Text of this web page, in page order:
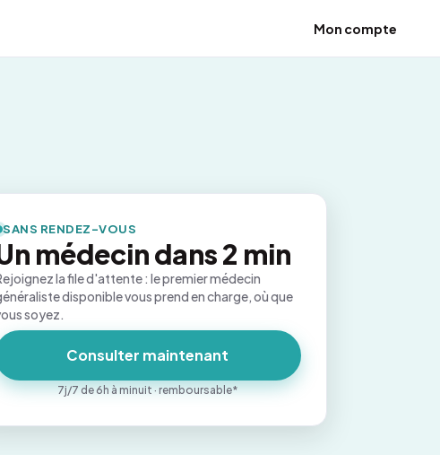
Mon compte
SANS RENDEZ-VOUS
médecin dans 2 min
la file d'attente : le premier médecin
disponible vous prend en charge, où que
soyez.
Consulter maintenant
7j/7 de 6h à minuit · remboursable*